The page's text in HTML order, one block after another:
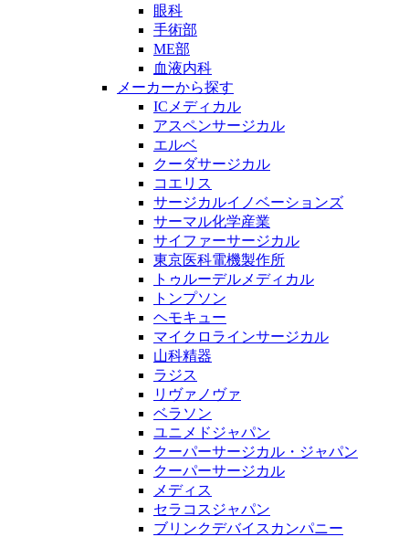
眼科
手術部
ME部
血液内科
メーカーから探す
ICメディカル
アスペンサージカル
エルベ
クーダサージカル
コエリス
サージカルイノベーションズ
サーマル化学産業
サイファーサージカル
東京医科電機製作所
トゥルーデルメディカル
トンプソン
ヘモキュー
マイクロラインサージカル
山科精器
ラジス
リヴァノヴァ
ベラソン
ユニメドジャパン
クーパーサージカル・ジャパン
クーパーサージカル
メディス
セラコスジャパン
ブリンクデバイスカンパニー